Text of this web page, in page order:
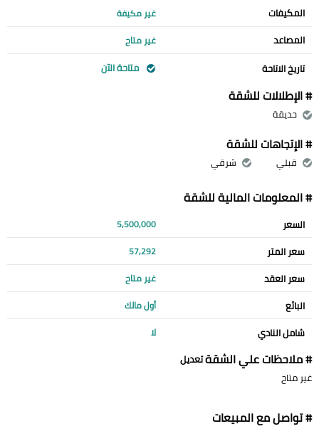
المكيفات غير مكيفة
المصاعد غير متاح
تاريخ الاتاحة متاحة الآن
# الإطلالات للشقة
حديقة
# الإتجاهات للشقة
قبلي شرقي
# المعلومات المالية للشقة
السعر 5,500,000
سعر المتر 57,292
سعر العقد غير متاح
البائع أول مالك
شامل النادي لا
# ملاحظات علي الشقةتعديل
غير متاح
# تواصل مع المبيعات